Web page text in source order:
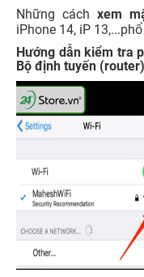
Những cách xem
iPhone 14, iP
Hướng dẫn kiểm tra
Bộ định tuyến